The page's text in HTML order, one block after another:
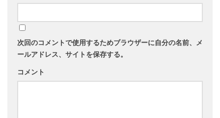
次回のコメントで使用するためブラウザーに自分の名前、メ
ールアドレス、サイトを保存する。
コメント